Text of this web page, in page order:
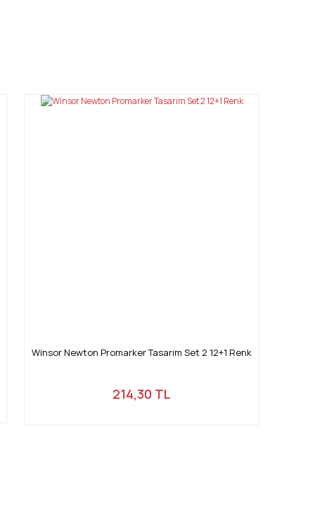
Winsor Newton Promarker Tasarım Set 2 12+1 Renk
214,30 TL